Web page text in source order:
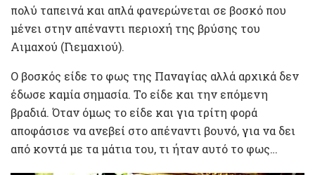
πολύ ταπεινά και απλά φανερώνεται σε βοσκό που
μένει στην απέναντι περιοχή της βρύσης του
Αιμαχού (Γιεμαχιού).
Ο βοσκός είδε το φως της Παναγίας αλλά αρχικά δεν
έδωσε καμία σημασία. Το είδε και την επόμενη
βραδιά. Όταν όμως το είδε και για τρίτη φορά
αποφάσισε να ανεβεί στο απέναντι βουνό, για να δει
από κοντά με τα μάτια του, τι ήταν αυτό το φως…